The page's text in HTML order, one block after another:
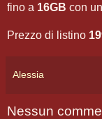
fino a 16GB con
Prezzo di listino
Alessia
Nessun